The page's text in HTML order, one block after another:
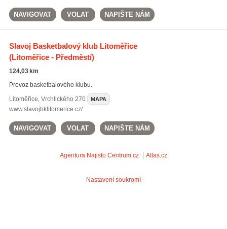
NAVIGOVAT VOLAT NAPIŠTE NÁM
Slavoj Basketbalový klub Litoměřice
(Litoměřice - Předměstí)
124,03 km
Provoz basketbalového klubu.
Litoměřice, Vrchlického 270 MAPA
www.slavojbklitomerice.cz/
NAVIGOVAT VOLAT NAPIŠTE NÁM
Agentura Najisto Centrum.cz Atlas.cz
Nastavení soukromí